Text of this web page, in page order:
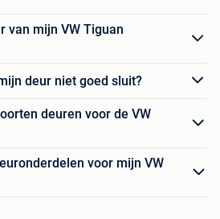
van mijn VW Tiguan
deur niet goed sluit?
deuren voor de VW
voor mijn VW